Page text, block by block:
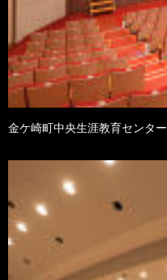
金ケ崎町中央生涯教育センター